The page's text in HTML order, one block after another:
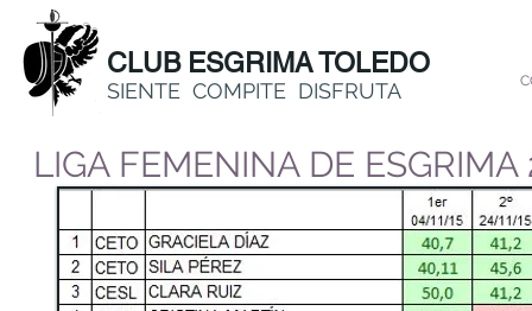
CLUB ESGRIMA TOLEDO
SIENTE COMPITE DISFRUTA
LIGA FEMENINA DE ESGRIMA